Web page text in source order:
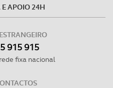
E APOIO 24H
915 915
fixa nacional